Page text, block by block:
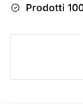
Prodotti